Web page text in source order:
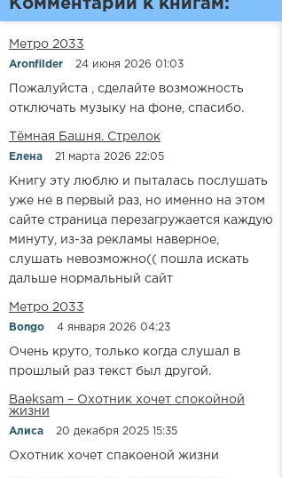
Комментарии к книгам:
Метро 2033
Aronfilder 24 июня 2026 01:03
Пожалуйста , сделайте возможность
отключать музыку на фоне, спасибо.
​​Тёмная Башня. Стрелок
Елена 21 марта 2026 22:05
Книгу эту люблю и пыталась послушать
уже не в первый раз, но именно на этом
сайте страница перезагружается каждую
минуту, из-за рекламы наверное,
слушать невозможно(( пошла искать
дальше нормальный сайт
Метро 2033
Bongo 4 января 2026 04:23
Очень круто, только когда слушал в
прошлый раз текст был другой.
Baeksam – Охотник хочет спокойной
жизни
Алиса 20 декабря 2025 15:35
Охотник хочет спакоеной жизни